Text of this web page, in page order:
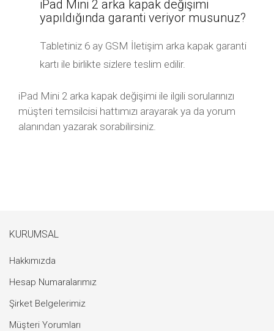
iPad Mini 2 arka kapak değişimi
yapıldığında garanti veriyor musunuz?
Tabletiniz 6 ay GSM İletişim arka kapak garanti
kartı ile birlikte sizlere teslim edilir.
iPad Mini 2 arka kapak değişimi ile ilgili sorularınızı
müşteri temsilcisi hattımızı arayarak ya da yorum
alanından yazarak sorabilirsiniz.
KURUMSAL
Hakkımızda
Hesap Numaralarımız
Şirket Belgelerimiz
Müşteri Yorumları